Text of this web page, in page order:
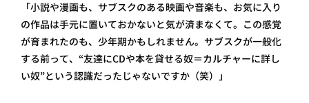
「小説や漫画も、サブスクのある映画や音楽も、お気に入り
の作品は手元に置いておかないと気が済まなくて。この感覚
が育まれたのも、少年期かもしれません。サブスクが一般化
する前って、“友達にCDや本を貸せる奴＝カルチャーに詳し
い奴”という認識だったじゃないですか（笑）」